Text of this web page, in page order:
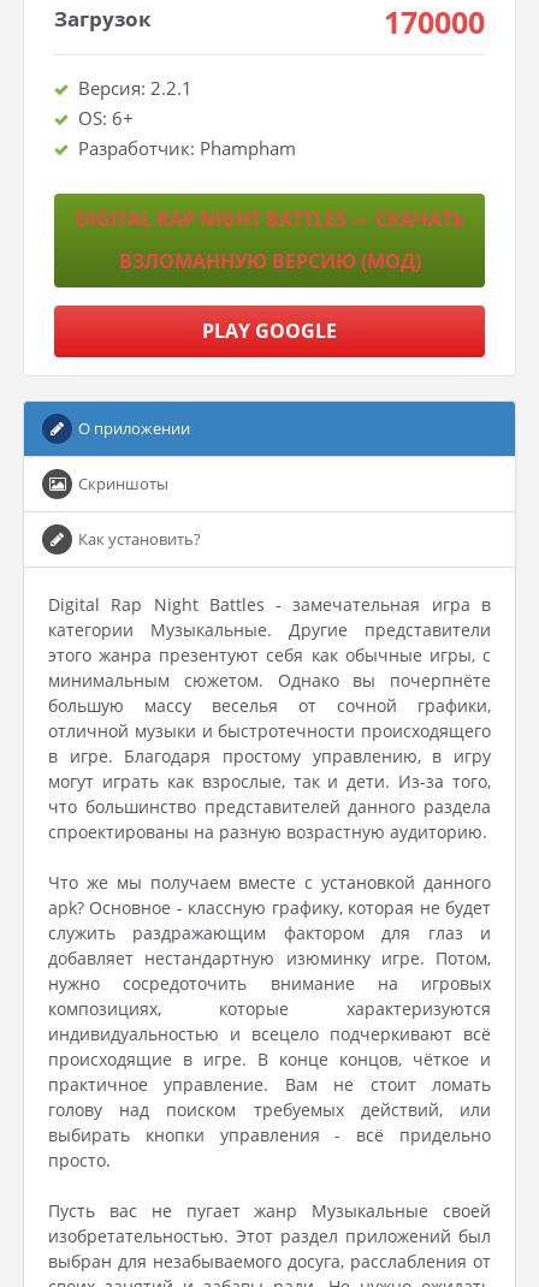
Загрузок 170000
Версия: 2.2.1
OS: 6+
Разработчик: Phampham
DIGITAL RAP NIGHT BATTLES — СКАЧАТЬ
ВЗЛОМАННУЮ ВЕРСИЮ (МОД)
PLAY GOOGLE
О приложении
Скриншоты
Как установить?
Digital Rap Night Battles - замечательная игра в
категории Музыкальные. Другие представители
этого жанра презентуют себя как обычные игры, с
минимальным сюжетом. Однако вы почерпнёте
большую массу веселья от сочной графики,
отличной музыки и быстротечности происходящего
в игре. Благодаря простому управлению, в игру
могут играть как взрослые, так и дети. Из-за того,
что большинство представителей данного раздела
спроектированы на разную возрастную аудиторию.
Что же мы получаем вместе с установкой данного
apk? Основное - классную графику, которая не будет
служить раздражающим фактором для глаз и
добавляет нестандартную изюминку игре. Потом,
нужно сосредоточить внимание на игровых
композициях, которые характеризуются
индивидуальностью и всецело подчеркивают всё
происходящие в игре. В конце концов, чёткое и
практичное управление. Вам не стоит ломать
голову над поиском требуемых действий, или
выбирать кнопки управления - всё придельно
просто.
Пусть вас не пугает жанр Музыкальные своей
изобретательностью. Этот раздел приложений был
выбран для незабываемого досуга, расслабления от